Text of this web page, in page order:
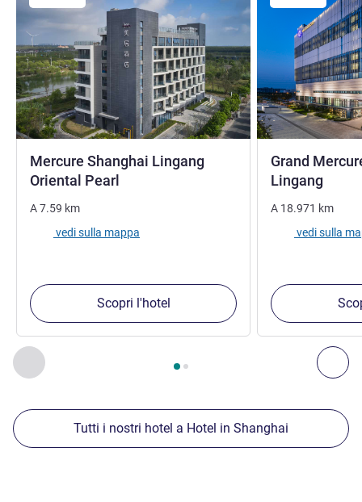
Precedente - Nostre ulteriori strutture nelle vicinanze
Pagina , Nostre ulteriori strutture nelle vicinanze 1 :,
Mercure Shanghai Lingang
Oriental Pearl
A7.59 km
vedi sulla mappa
Scopri l'hotel
Grand
Lingang
A 18.971 km
vedi sulla
Tutti i nostri hotel a Hotel in Shanghai